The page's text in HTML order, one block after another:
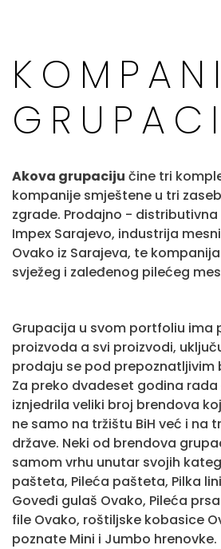
Akova grupaciju čine tri
kompanije smještene u tri
zgrade. Prodajno -
Impex Sarajevo, industrija
Ovako iz Sarajeva, te
svježeg i zaleđenog pilećeg
Grupacija u svom portfoliu ima
proizvoda a svi proizvodi,
prodaju se pod prepoznatljivim
Za preko dvadeset godina
iznjedrila veliki broj brendova
ne samo na tržištu BiH već i na
države. Neki od brendova
samom vrhu unutar svojih
pašteta, Pileća pašteta, Pilka
Goveđi gulaš Ovako, Pileća
file Ovako, roštiljske kobasice
poznate Mini i Jumbo hrenovke.